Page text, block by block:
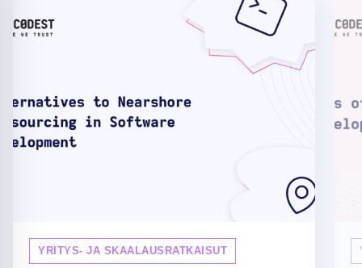
YRITYS- JA SKAALAUSRATKAISUT